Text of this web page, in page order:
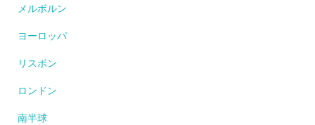
メルボルン
ヨーロッパ
リスボン
ロンドン
南半球